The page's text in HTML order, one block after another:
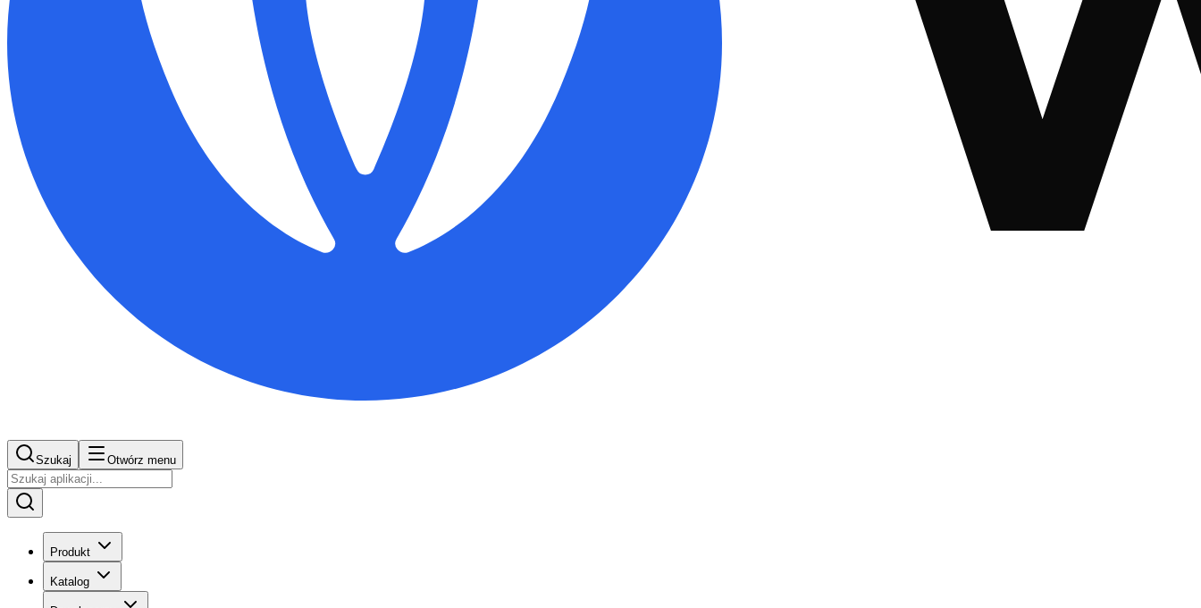
Szukaj Otwórz menu
Produkt
Katalog